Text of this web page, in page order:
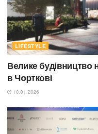
LIFESTYLE
Велике будівництво
в Чорткові
10.01.2026